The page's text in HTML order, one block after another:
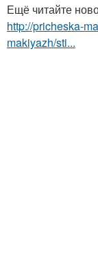
Ещё читайте
http://pricheska-
makiyazh/sti...